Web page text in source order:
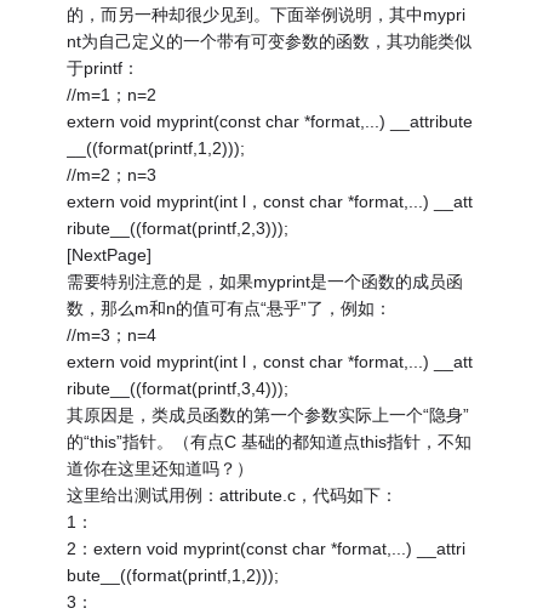
的，而另一种却很少见到。下面举例说明，其中mypri
nt为自己定义的一个带有可变参数的函数，其功能类似
于printf：
//m=1；n=2
extern void myprint(const char *format,...) __attribute
__((format(printf,1,2)));
//m=2；n=3
extern void myprint(int l，const char *format,...) __att
ribute__((format(printf,2,3)));
[NextPage]
需要特别注意的是，如果myprint是一个函数的成员函
数，那么m和n的值可有点“悬乎”了，例如：
//m=3；n=4
extern void myprint(int l，const char *format,...) __att
ribute__((format(printf,3,4)));
其原因是，类成员函数的第一个参数实际上一个“隐身”
的“this”指针。（有点C 基础的都知道点this指针，不知
道你在这里还知道吗？）
这里给出测试用例：attribute.c，代码如下：
1：
2：extern void myprint(const char *format,...) __attri
bute__((format(printf,1,2)));
3：